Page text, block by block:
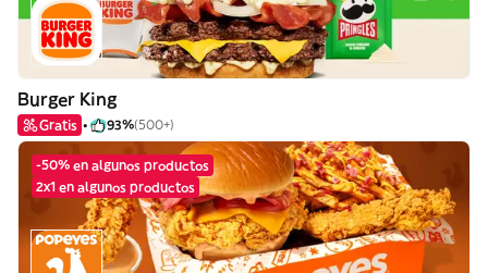
Burger King
Gratis 93%(500+)
-50% en algunos productos
2x1 en algunos productos